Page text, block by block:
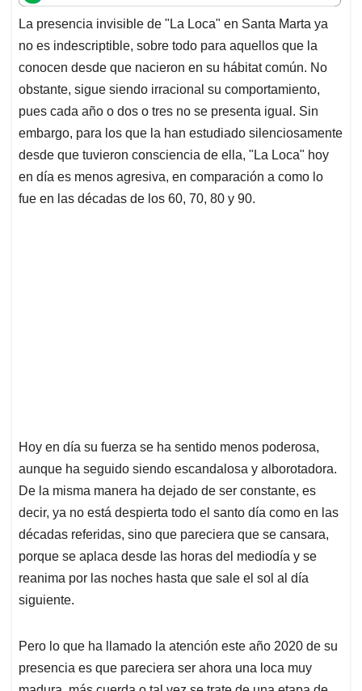
t
s
A
p
p
e
b
o
o
k
k
e
d
I
n
i
l
e
a
d
s
La presencia invisible de "La Loca" en Santa Marta ya
no es indescriptible, sobre todo para aquellos que la
conocen desde que nacieron en su hábitat común. No
obstante, sigue siendo irracional su comportamiento,
pues cada año o dos o tres no se presenta igual. Sin
embargo, para los que la han estudiado silenciosamente
desde que tuvieron consciencia de ella, "La Loca" hoy
en día es menos agresiva, en comparación a como lo
fue en las décadas de los 60, 70, 80 y 90.
Hoy en día su fuerza se ha sentido menos poderosa,
aunque ha seguido siendo escandalosa y alborotadora.
De la misma manera ha dejado de ser constante, es
decir, ya no está despierta todo el santo día como en las
décadas referidas, sino que pareciera que se cansara,
porque se aplaca desde las horas del mediodía y se
reanima por las noches hasta que sale el sol al día
siguiente.
Pero lo que ha llamado la atención este año 2020 de su
presencia es que pareciera ser ahora una loca muy